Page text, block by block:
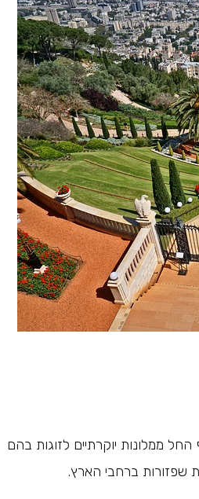
ממלונות יוקרתיים לזוגות בהם
שפזורות ברחבי הארץ.